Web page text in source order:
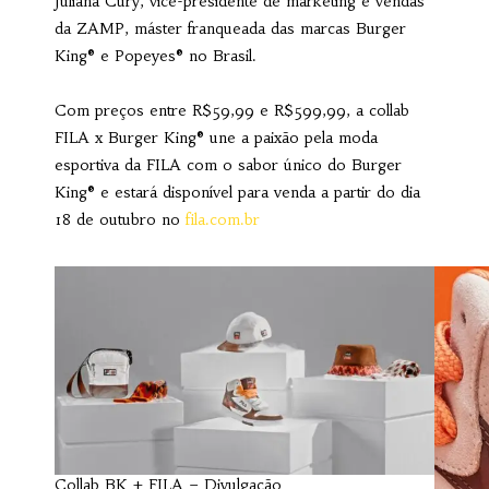
da ZAMP, máster franqueada das marcas Burger
King® e Popeyes® no Brasil.
Com preços entre R$59,99 e R$599,99, a collab
FILA x Burger King® une a paixão pela moda
esportiva da FILA com o sabor único do Burger
King® e estará disponível para venda a partir do dia
18 de outubro no fila.com.br
Collab BK + FILA – Divulgação